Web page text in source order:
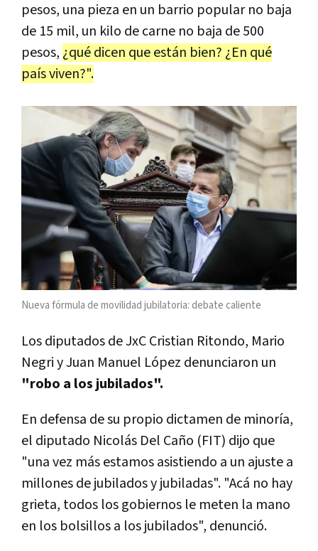
pesos, una pieza en un barrio popular no baja
de 15 mil, un kilo de carne no baja de 500
pesos, ¿qué dicen que están bien? ¿En qué
país viven?".
Nueva fórmula de movilidad jubilatoria: debate caliente
Los diputados de JxC Cristian Ritondo, Mario
Negri y Juan Manuel López denunciaron un
"robo a los jubilados".
En defensa de su propio dictamen de minoría,
el diputado Nicolás Del Caño (FIT) dijo que
"una vez más estamos asistiendo a un ajuste a
millones de jubilados y jubiladas". "Acá no hay
grieta, todos los gobiernos le meten la mano
en los bolsillos a los jubilados", denunció.